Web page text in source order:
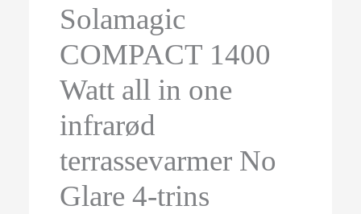
Solamagic
COMPACT 1400
Watt all in one
infrarød
terrassevarmer No
Glare 4-trins